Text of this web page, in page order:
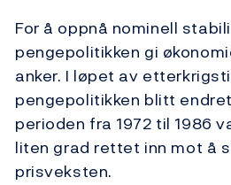
For å oppnå nominell
pengepolitikken gi
anker. I løpet av
pengepolitikken blitt
perioden fra 1972 til 1986
liten grad rettet inn mot å
prisveksten.